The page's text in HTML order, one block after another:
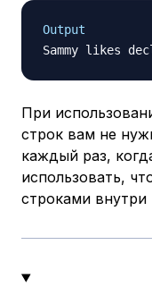
Output
При
строк вам не
каждый раз,
использовать,
строками